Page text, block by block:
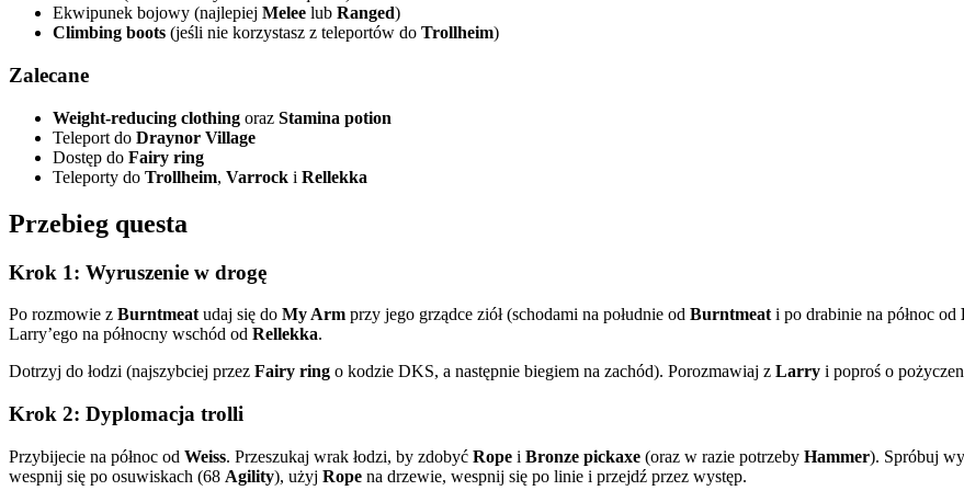
Ekwipunek bojowy (najlepiej Melee lub Ranged)
Climbing boots (jeśli nie korzystasz z teleportów do Trollheim)
Zalecane
Weight-reducing clothing oraz Stamina potion
Teleport do Draynor Village
Dostęp do Fairy ring
Teleporty do Trollheim, Varrock i Rellekka
Przebieg questa
Krok 1: Wyruszenie w drogę
Po rozmowie z Burntmeatudaj się do My Arm przy jego grządce ziół (schodami na południe od Burntmeati po drabinie na północ od
Larry’ego na północny wschód od Rellekka.
Dotrzyj do łodzi (najszybciej przez Fairy ring o kodzie DKS, a następnie biegiem na zachód). Porozmawiaj z Larry i poproś o
Krok 2: Dyplomacja trolli
Przybijecie na północ od Weiss. Przeszukaj wrak łodzi, by zdobyć Rope i Bronze pickaxe (oraz w razie potrzeby Hammer). Spróbuj
wespnij się po osuwiskach (68 Agility), użyj Rope na drzewie, wespnij się po linie i przejdź przez występ.